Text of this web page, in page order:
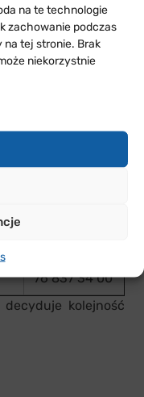
na te technologie
zachowanie podczas
na tej stronie. Brak
niekorzystnie
Tychy –
Magdalena
Jędrysik, tel.:
Natalia
tel.: 58 326
76 837 34 00
kolejność